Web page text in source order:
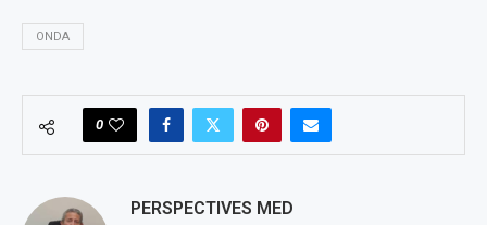
ONDA
0
PERSPECTIVES MED